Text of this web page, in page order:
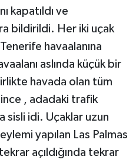
kapatıldı ve
bildirildi. Her iki uçak
havaalanına
aslında küçük bir
havada olan tüm
, adadaki trafik
sisli idi. Uçaklar uzun
yapılan Las Palmas
açıldığında tekrar